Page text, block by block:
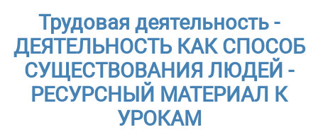
Трудовая деятельность -
ДЕЯТЕЛЬНОСТЬ КАК СПОСОБ
СУЩЕСТВОВАНИЯ ЛЮДЕЙ -
РЕСУРСНЫЙ МАТЕРИАЛ К
УРОКАМ